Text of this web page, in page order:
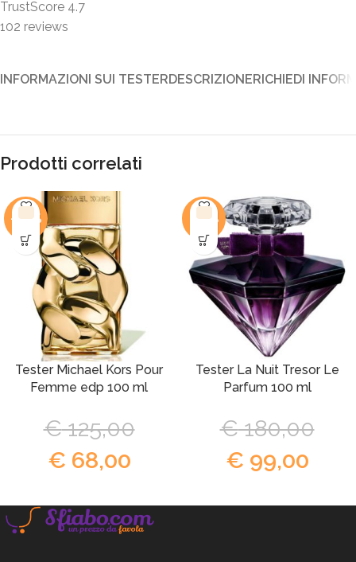
TrustScore 4.7
102 reviews
INFORMAZIONI SUI TESTERDESCRIZIONERICHIEDI
Prodotti correlati
-46%
Tester Michael Kors Pour
Femme edp 100 ml
€125,00
€ 68,00
-45%
Tester La Nuit Tresor Le
Parfum 100 ml
€180,00
€ 99,00